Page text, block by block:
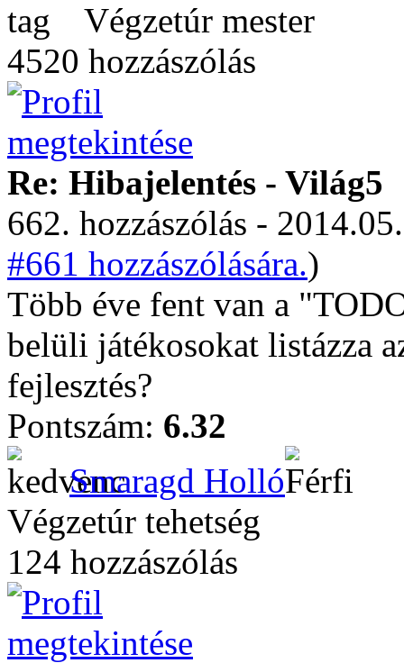
Végzetúr mester
4520 hozzászólás
Re: Hibajelentés - Világ5
662. hozzászólás -
#661 hozzászólására.)
Több éve fent van a
belüli játékosokat listázza
fejlesztés?
Pontszám: 6.32
Smaragd Holló
Végzetúr tehetség
124 hozzászólás